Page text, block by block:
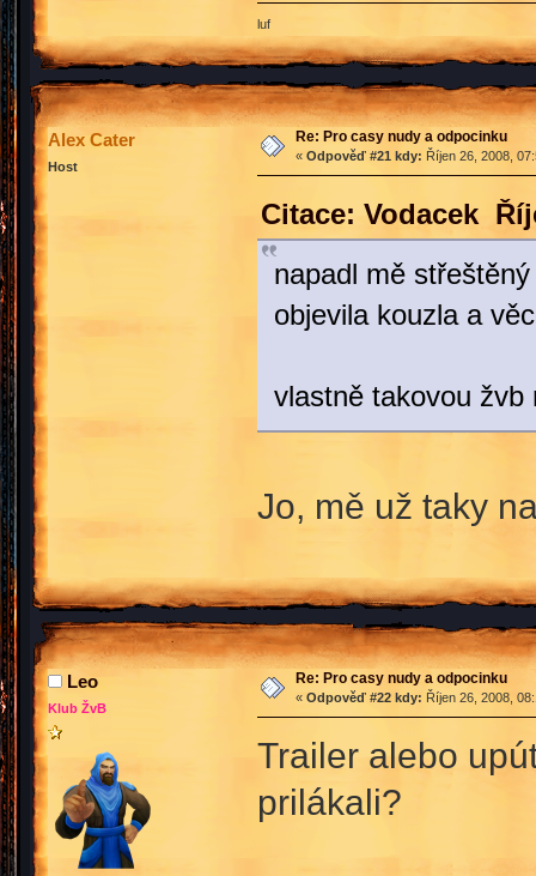
luf
Alex Cater
Host
Re: Pro casy nudy a odpocinku
« Odpověď #21 kdy: Říjen 26, 2008,
Citace: Vodacek
napadl mě
objevila kouzla a
vlastně takovou žvb
Jo, mě už taky
Leo
Klub ŽvB
Re: Pro casy nudy a odpocinku
« Odpověď #22 kdy: Říjen 26, 2008,
Trailer alebo
prilákali?